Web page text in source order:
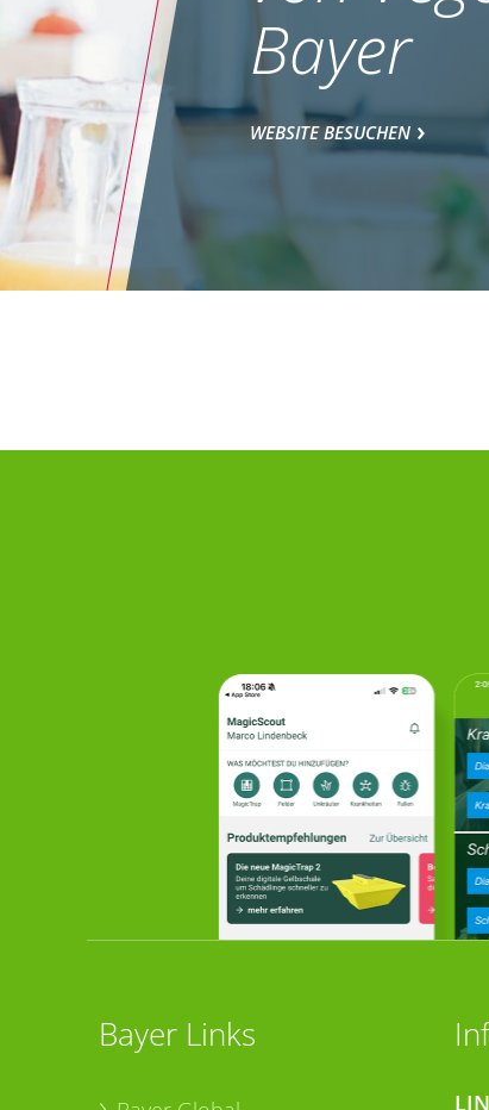
Bayer
WEBSITE BESUCHEN
Bayer Links